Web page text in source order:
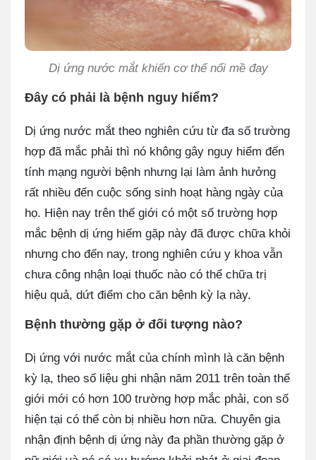
Dị ứng nước mắt khiến cơ thể nổi mề đay
Đây có phải là bệnh nguy hiểm?
Dị ứng nước mắt theo nghiên cứu từ đa số trường
hợp đã mắc phải thì nó không gây nguy hiểm đến
tính mạng người bệnh nhưng lại làm ảnh hưởng
rất nhiều đến cuộc sống sinh hoạt hàng ngày của
họ. Hiện nay trên thế giới có một số trường hợp
mắc bệnh dị ứng hiếm gặp này đã được chữa khỏi
nhưng cho đến nay, trong nghiên cứu y khoa vẫn
chưa công nhận loại thuốc nào có thể chữa trị
hiệu quả, dứt điểm cho căn bệnh kỳ lạ này.
Bệnh thường gặp ở đối tượng nào?
Dị ứng với nước mắt của chính mình là căn bệnh
kỳ lạ, theo số liệu ghi nhận năm 2011 trên toàn thế
giới mới có hơn 100 trường hợp mắc phải, con số
hiện tại có thể còn bị nhiều hơn nữa. Chuyên gia
nhận định bệnh dị ứng này đa phần thường gặp ở